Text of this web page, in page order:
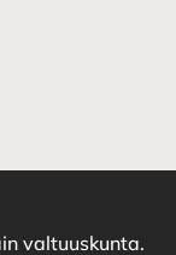
valtuuskunta.